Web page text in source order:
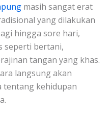
masih sangat erat
yang dilakukan
hingga sore hari,
seperti bertani,
tangan yang khas.
langsung akan
tentang kehidupan